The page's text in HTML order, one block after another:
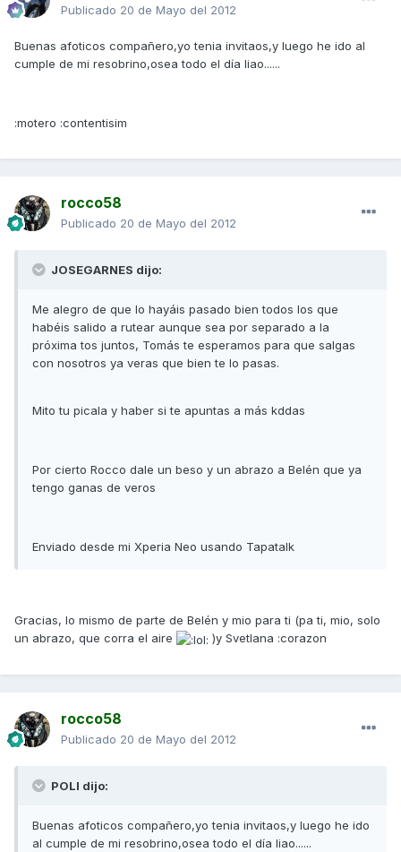
Publicado 20 de Mayo del 2012
Buenas afoticos compañero,yo tenia invitaos,y luego he ido al
cumple de mi resobrino,osea todo el día liao......
:motero :contentisim
rocco58
Publicado 20 de Mayo del 2012
JOSEGARNES dijo:
Me alegro de que lo hayáis pasado bien todos los que
habéis salido a rutear aunque sea por separado a la
próxima tos juntos, Tomás te esperamos para que salgas
con nosotros ya veras que bien te lo pasas.
Mito tu picala y haber si te apuntas a más kddas
Por cierto Rocco dale un beso y un abrazo a Belén que ya
tengo ganas de veros
Enviado desde mi Xperia Neo usando Tapatalk
Gracias, lo mismo de parte de Belén y mio para ti (pa ti, mio, solo
un abrazo, que corra el aire
)y Svetlana :corazon
rocco58
Publicado 20 de Mayo del 2012
POLI dijo:
Buenas afoticos compañero,yo tenia invitaos,y luego he ido
al cumple de mi resobrino,osea todo el día liao......